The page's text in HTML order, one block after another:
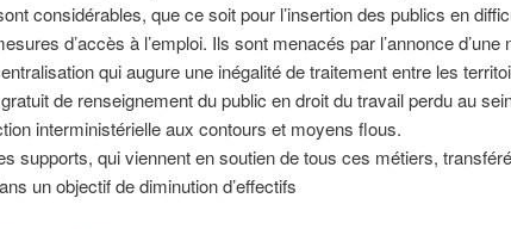
considérables, que ce soit pour l’insertion des publics en
d’accès à l’emploi. Ils sont menacés par l’annonce d’une
qui augure une inégalité de traitement entre les
de renseignement du public en droit du travail perdu au
interministérielle aux contours et moyens flous.
supports, qui viennent en soutien de tous ces métiers,
un objectif de diminution d’effectifs